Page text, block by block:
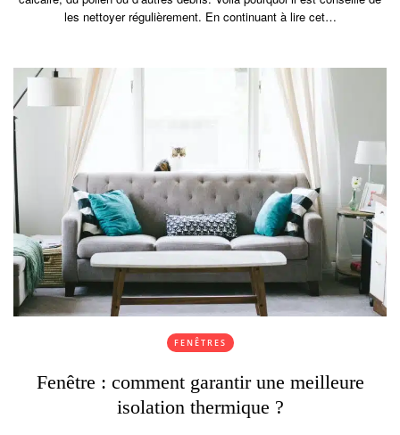
les nettoyer régulièrement. En continuant à lire cet…
FENÊTRES
Fenêtre : comment garantir une meilleure
isolation thermique ?